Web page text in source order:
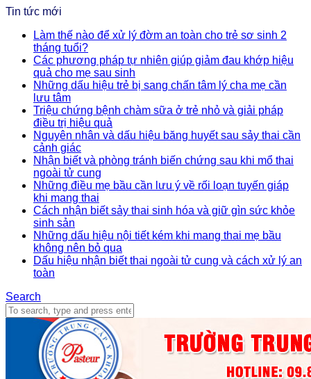
Tin tức mới
Làm thế nào để xử lý đờm an toàn cho trẻ sơ sinh 2
tháng tuổi?
Các phương pháp tự nhiên giúp giảm đau khớp hiệu
quả cho mẹ sau sinh
Những dấu hiệu trẻ bị sang chấn tâm lý cha mẹ cần
lưu tâm
Triệu chứng bệnh chàm sữa ở trẻ nhỏ và giải pháp
điều trị hiệu quả
Nguyên nhân và dấu hiệu băng huyết sau sảy thai cần
cảnh giác
Nhận biết và phòng tránh biến chứng sau khi mổ thai
ngoài tử cung
Những điều mẹ bầu cần lưu ý về rối loạn tuyến giáp
khi mang thai
Cách nhận biết sảy thai sinh hóa và giữ gìn sức khỏe
sinh sản
Những dấu hiệu nội tiết kém khi mang thai mẹ bầu
không nên bỏ qua
Dấu hiệu nhận biết thai ngoài tử cung và cách xử lý an
toàn
Search